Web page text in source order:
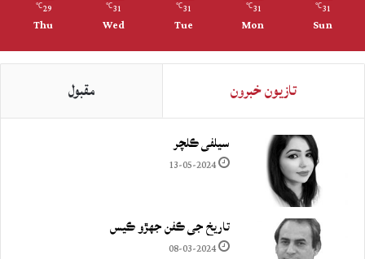
31
℃
Sun
31
℃
Mon
31
℃
Tue
31
℃
Wed
29
℃
Thu
تازيون خبرون مقبول
سيلفي ڪلچر
13-05-2024
تاريخ جي ڪفن جھڙو ڪيس
08-03-2024